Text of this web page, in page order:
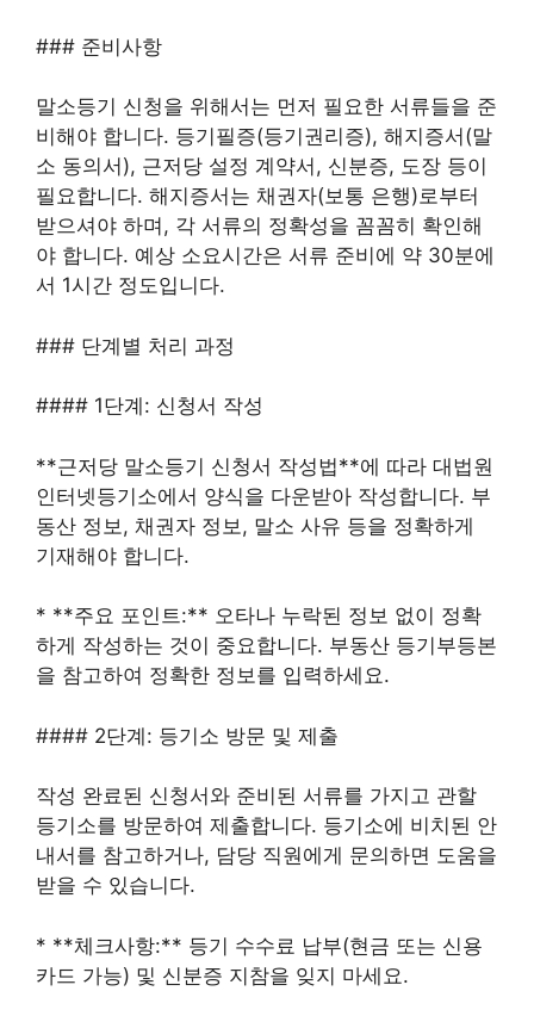
### 준비사항
말소등기 신청을 위해서는 먼저 필요한 서류들을 준
비해야 합니다. 등기필증(등기권리증), 해지증서(말
소 동의서), 근저당 설정 계약서, 신분증, 도장 등이
필요합니다. 해지증서는 채권자(보통 은행)로부터
받으셔야 하며, 각 서류의 정확성을 꼼꼼히 확인해
야 합니다. 예상 소요시간은 서류 준비에 약 30분에
서 1시간 정도입니다.
### 단계별 처리 과정
#### 1단계: 신청서 작성
**근저당 말소등기 신청서 작성법**에 따라 대법원
인터넷등기소에서 양식을 다운받아 작성합니다. 부
동산 정보, 채권자 정보, 말소 사유 등을 정확하게
기재해야 합니다.
* **주요 포인트:** 오타나 누락된 정보 없이 정확
하게 작성하는 것이 중요합니다. 부동산 등기부등본
을 참고하여 정확한 정보를 입력하세요.
#### 2단계: 등기소 방문 및 제출
작성 완료된 신청서와 준비된 서류를 가지고 관할
등기소를 방문하여 제출합니다. 등기소에 비치된 안
내서를 참고하거나, 담당 직원에게 문의하면 도움을
받을 수 있습니다.
* **체크사항:** 등기 수수료 납부(현금 또는 신용
카드 가능) 및 신분증 지참을 잊지 마세요.